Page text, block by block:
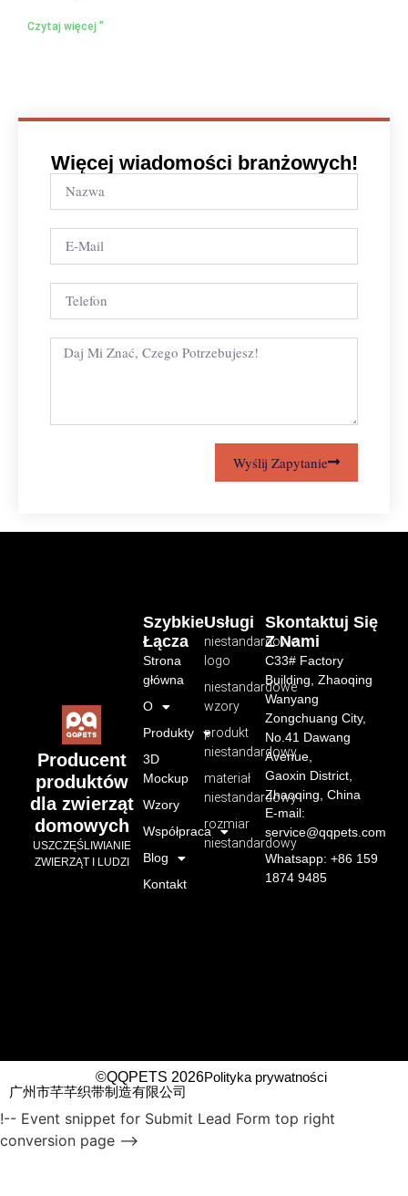
Czytaj więcej "
Więcej wiadomości branżowych!
Wyślij Zapytanie
Producent
produktów
dla zwierząt
domowych
USZCZĘŚLIWIANIE
ZWIERZĄT I LUDZI
Usługi
niestandardowe
logo
niestandardowe
wzory
produkt
niestandardowy
materiał
niestandardowy
rozmiar
niestandardowy
Szybkie
Łącza
Strona
główna
O
Produkty
3D
Mockup
Wzory
Współpraca
Blog
Kontakt
Skontaktuj Się
Z Nami
C33# Factory
Building, Zhaoqing
Wanyang
Zongchuang City,
No.41 Dawang
Avenue,
Gaoxin District,
Zhaoqing, China
E-mail:
service@qqpets.com
Whatsapp: +86 159
1874 9485
©QQPETS 2026Polityka prywatności
广州市芊芊织带制造有限公司
!-- Event snippet for Submit Lead Form top right
conversion page -->